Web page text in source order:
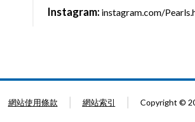
Instagram: instagram.com/
網站使用條款 網站索引 Copyright ©